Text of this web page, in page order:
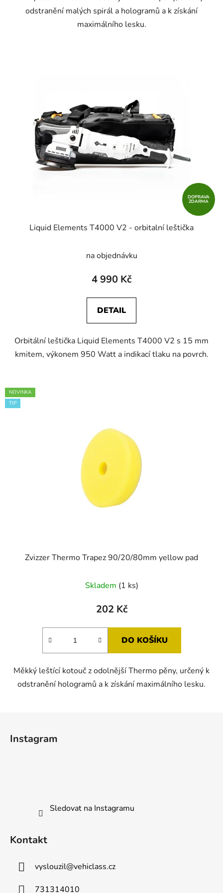
odstranění malých spirál a hologramů a k získání
maximálního lesku.
DOPRAVA
ZDARMA
Liquid Elements T4000 V2 - orbitalní leštička
na objednávku
4 990 Kč
DETAIL
Orbitální leštička Liquid Elements T4000 V2 s 15 mm
kmitem, výkonem 950 Watt a indikací tlaku na povrch.
NOVINKA
TIP
Zvizzer Thermo Trapez 90/20/80mm yellow pad
Skladem (1 ks)
202 Kč
DO KOŠÍKU
Měkký leštící kotouč z odolnější Thermo pěny, určený k
odstranění hologramů a k získání maximálního lesku.
Instagram
Sledovat na Instagramu
Kontakt
vyslouzil@vehiclass.cz
731314010